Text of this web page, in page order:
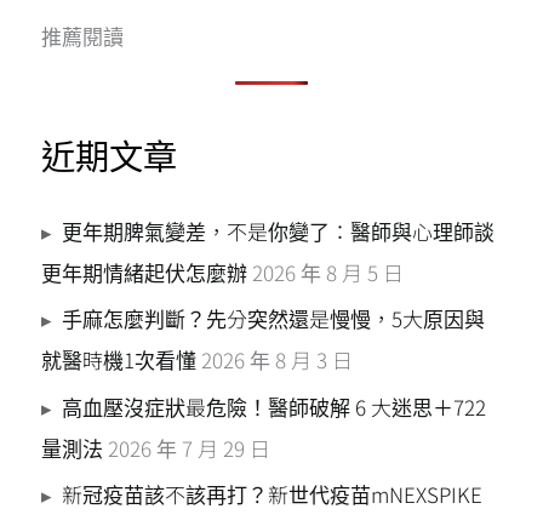
字
推薦閱讀
近期文章
更年期脾氣變差，不是你變了：醫師與心理師談
更年期情緒起伏怎麼辦 2026 年 8 月 5 日
手麻怎麼判斷？先分突然還是慢慢，5大原因與
就醫時機1次看懂 2026 年 8 月 3 日
高血壓沒症狀最危險！醫師破解 6 大迷思＋722
量測法 2026 年 7 月 29 日
新冠疫苗該不該再打？新世代疫苗mNEXSPIKE